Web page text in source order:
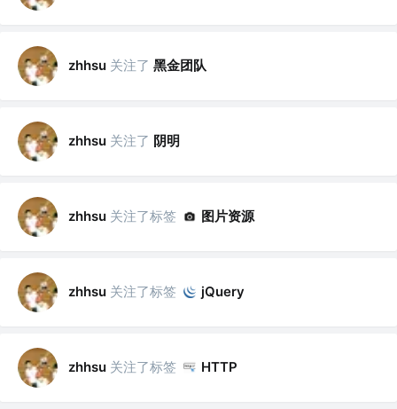
zhhsu 关注了 黑金团队
zhhsu 关注了 阴明
zhhsu 关注了标签 图片资源
zhhsu 关注了标签 jQuery
zhhsu 关注了标签 HTTP